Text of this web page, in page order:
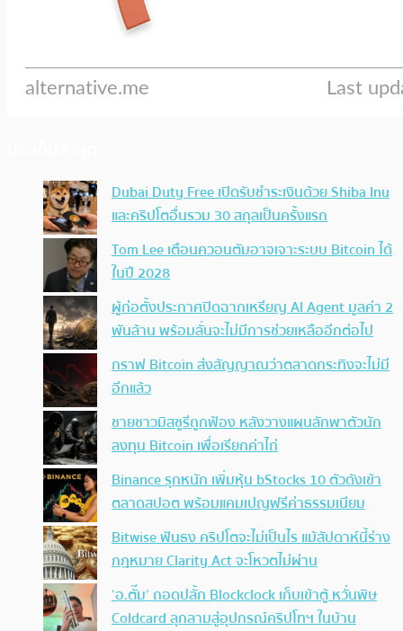
Dubai Duty Free เปิดรับชำระเงินด้วย Shiba Inu
และคริปโตอื่นรวม 30 สกุลเป็นครั้งแรก
Tom Lee เตือนควอนตัมอาจเจาะระบบ Bitcoin ได้
ในปี 2028
ผู้ก่อตั้งประกาศปิดฉากเหรียญ AI Agent มูลค่า 2
พันล้าน พร้อมลั่นจะไม่มีการช่วยเหลืออีกต่อไป
กราฟ Bitcoin ส่งสัญญาณว่าตลาดกระทิงจะไม่มี
อีกแล้ว
ชายชาวมิสซูรีถูกฟ้อง หลังวางแผนลักพาตัวนัก
ลงทุน Bitcoin เพื่อเรียกค่าไถ่
Binance รุกหนัก เพิ่มหุ้น bStocks 10 ตัวดังเข้า
ตลาดสปอต พร้อมแคมเปญฟรีค่าธรรมเนียม
Bitwise ฟันธง คริปโตจะไม่เป็นไร แม้สัปดาห์นี้ร่าง
กฎหมาย Clarity Act จะโหวตไม่ผ่าน
‘อ.ตั๊ม’ ถอดปลั้ก Blockclock เก็บเข้าตู้ หวั่นพิษ
Coldcard ลุกลามสู่อุปกรณ์คริปโทฯ ในบ้าน